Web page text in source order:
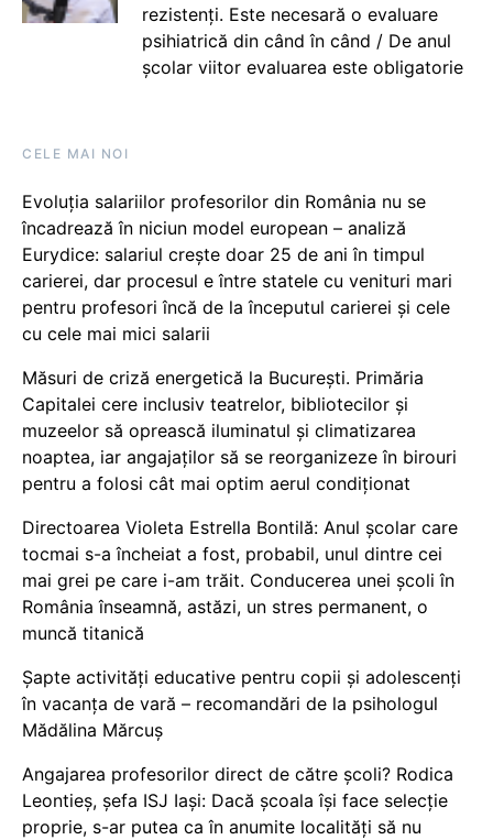
rezistenți. Este necesară o evaluare
psihiatrică din când în când / De anul
școlar viitor evaluarea este obligatorie
CELE MAI NOI
Evoluția salariilor profesorilor din România nu se
încadrează în niciun model european – analiză
Eurydice: salariul crește doar 25 de ani în timpul
carierei, dar procesul e între statele cu venituri mari
pentru profesori încă de la începutul carierei și cele
cu cele mai mici salarii
Măsuri de criză energetică la București. Primăria
Capitalei cere inclusiv teatrelor, bibliotecilor și
muzeelor să oprească iluminatul și climatizarea
noaptea, iar angajaților să se reorganizeze în birouri
pentru a folosi cât mai optim aerul condiționat
Directoarea Violeta Estrella Bontilă: Anul școlar care
tocmai s-a încheiat a fost, probabil, unul dintre cei
mai grei pe care i-am trăit. Conducerea unei școli în
România înseamnă, astăzi, un stres permanent, o
muncă titanică
Șapte activități educative pentru copii și adolescenți
în vacanța de vară – recomandări de la psihologul
Mădălina Mărcuș
Angajarea profesorilor direct de către școli? Rodica
Leontieș, șefa ISJ Iași: Dacă școala își face selecție
proprie, s-ar putea ca în anumite localități să nu